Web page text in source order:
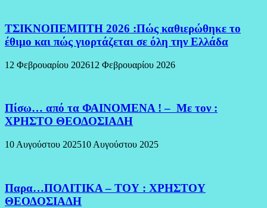
ΤΣΙΚΝΟΠΕΜΠΤΗ 2026 :Πώς καθιερώθηκε το
έθιμο και πώς γιορτάζεται σε όλη την Ελλάδα
12 Φεβρουαρίου 202612 Φεβρουαρίου 2026
Πίσω… από τα ΦΑΙΝΟΜΕΝΑ ! – Με τον :
ΧΡΗΣΤΟ ΘΕΟΔΟΣΙΑΔΗ
10 Αυγούστου 202510 Αυγούστου 2025
Παρα…ΠΟΛΙΤΙΚΑ – ΤΟΥ : ΧΡΗΣΤΟΥ
ΘΕΟΔΟΣΙΑΔΗ